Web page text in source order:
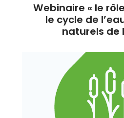
Webinaire « le
le cycle de
naturels de